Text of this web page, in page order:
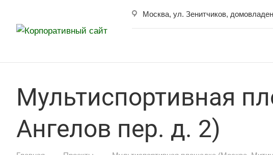
Мультиспортивная
Ангелов пер. д. 2)